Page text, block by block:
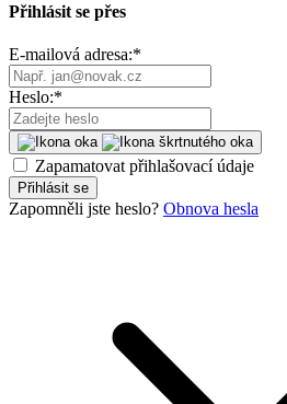
Přihlásit se přes
E-mailová adresa:*
Heslo:*
Zapamatovat přihlašovací údaje
Přihlásit se
Zapomněli jste heslo? Obnova hesla